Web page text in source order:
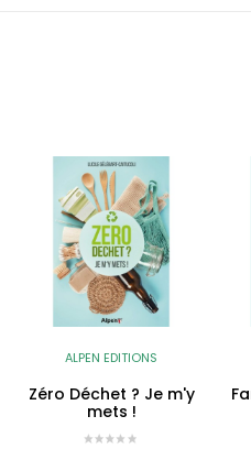
ALPEN EDITIONS
Zéro Déchet ? Je m'y
mets !